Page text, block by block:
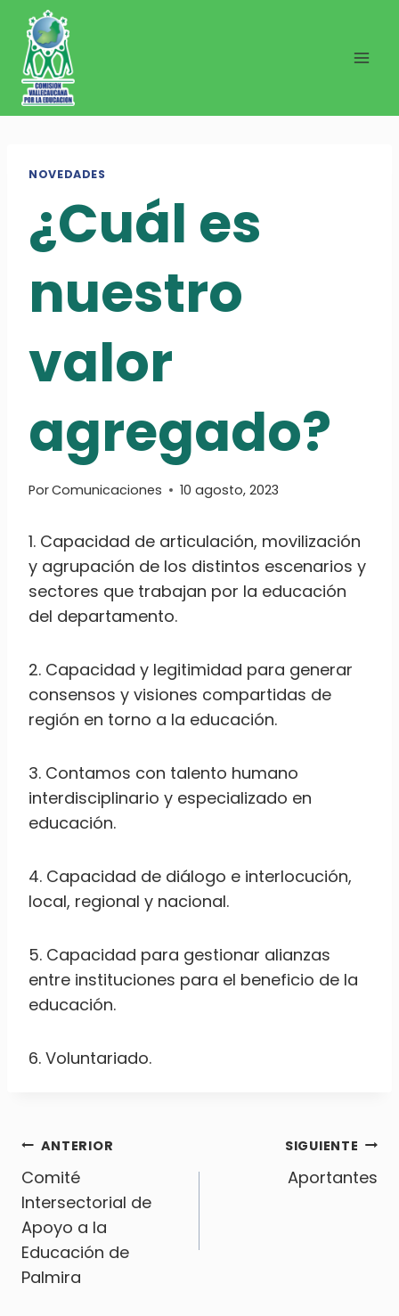
Saltar
contenido
NOVEDADES
¿Cuál es
nuestro
valor
agregado?
PorComunicaciones 10 agosto, 2023
1. Capacidad de articulación, movilización
y agrupación de los distintos escenarios y
sectores que trabajan por la educación
del departamento.
2. Capacidad y legitimidad para generar
consensos y visiones compartidas de
región en torno a la educación.
3. Contamos con talento humano
interdisciplinario y especializado en
educación.
4. Capacidad de diálogo e interlocución,
local, regional y nacional.
5. Capacidad para gestionar alianzas
entre instituciones para el beneficio de la
educación.
6. Voluntariado.
Navegación
de
entradas
ANTERIOR
Comité
Intersectorial de
Apoyo a la
Educación de
Palmira
SIGUIENTE
Aportantes